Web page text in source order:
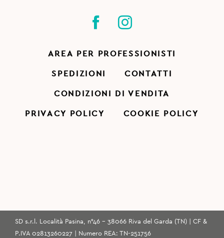
AREA PER PROFESSIONISTI
SPEDIZIONI CONTATTI
CONDIZIONI DI VENDITA
PRIVACY POLICY COOKIE POLICY
SD s.r.l. Località Pasina, n°46 - 38066 Riva del Garda (TN) | CF &
P.IVA 02813260227 | Numero REA: TN-251756